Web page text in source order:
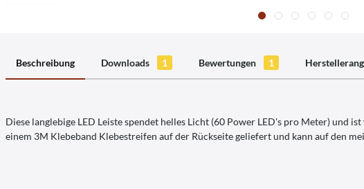
Beschreibung Downloads 1 Bewertungen 1
Diese langlebige LED Leiste spendet helles Licht (60 Power LED's pro Meter) und
einem 3M Klebeband Klebestreifen auf der Rückseite geliefert und kann auf den